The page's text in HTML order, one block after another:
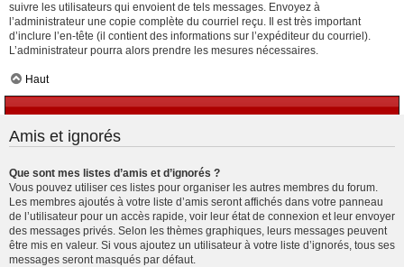
suivre les utilisateurs qui envoient de tels messages. Envoyez à
l’administrateur une copie complète du courriel reçu. Il est très important
d’inclure l’en-tête (il contient des informations sur l’expéditeur du courriel).
L’administrateur pourra alors prendre les mesures nécessaires.
Haut
Amis et ignorés
Que sont mes listes d’amis et d’ignorés ?
Vous pouvez utiliser ces listes pour organiser les autres membres du forum.
Les membres ajoutés à votre liste d’amis seront affichés dans votre panneau
de l’utilisateur pour un accès rapide, voir leur état de connexion et leur envoyer
des messages privés. Selon les thèmes graphiques, leurs messages peuvent
être mis en valeur. Si vous ajoutez un utilisateur à votre liste d’ignorés, tous ses
messages seront masqués par défaut.